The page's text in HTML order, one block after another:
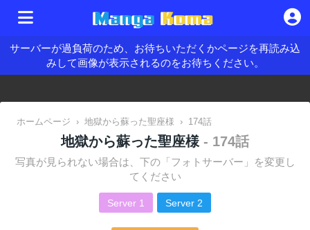
サーバーが過負荷のため、お待ちいただくかページを再読み込
みして画像が表示されるのをお待ちください。
ホームページ › 地獄から蘇った聖座様 › 174話
地獄から蘇った聖座様 - 174話
写真が見られない場合は、下の「フォトサーバー」を変更し
てください
Server 1 Server 2